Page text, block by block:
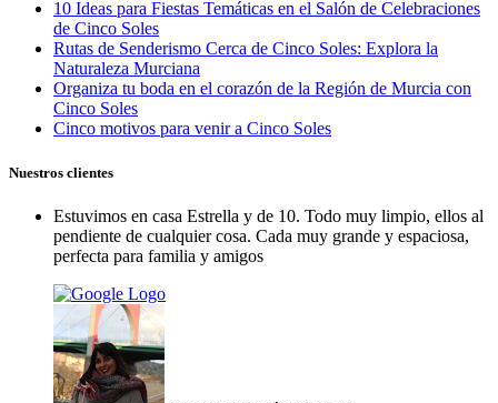
10 Ideas para Fiestas Temáticas en el Salón de Celebraciones
de Cinco Soles
Rutas de Senderismo Cerca de Cinco Soles: Explora la
Naturaleza Murciana
Organiza tu boda en el corazón de la Región de Murcia con
Cinco Soles
Cinco motivos para venir a Cinco Soles
Nuestros clientes
Estuvimos en casa Estrella y de 10. Todo muy limpio, ellos al
pendiente de cualquier cosa. Cada muy grande y espaciosa,
perfecta para familia y amigos